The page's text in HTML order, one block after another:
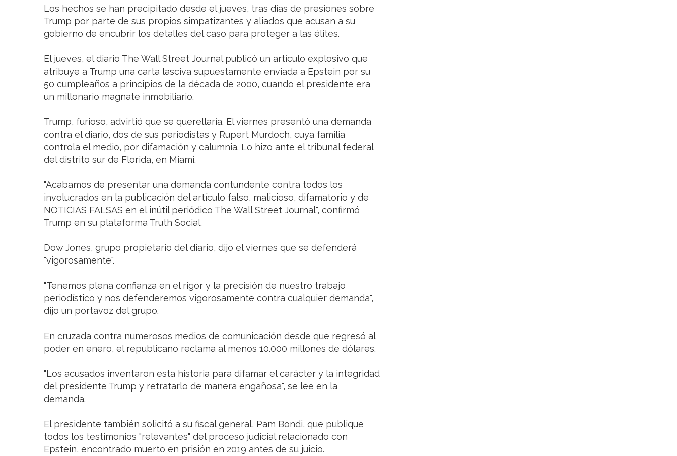
Los hechos se han precipitado desde el jueves, tras días de presiones sobre
Trump por parte de sus propios simpatizantes y aliados que acusan a su
gobierno de encubrir los detalles del caso para proteger a las élites.
El jueves, el diario The Wall Street Journal publicó un artículo explosivo que
atribuye a Trump una carta lasciva supuestamente enviada a Epstein por su
50 cumpleaños a principios de la década de 2000, cuando el presidente era
un millonario magnate inmobiliario.
Trump, furioso, advirtió que se querellaría. El viernes presentó una demanda
contra el diario, dos de sus periodistas y Rupert Murdoch, cuya familia
controla el medio, por difamación y calumnia. Lo hizo ante el tribunal federal
del distrito sur de Florida, en Miami.
"Acabamos de presentar una demanda contundente contra todos los
involucrados en la publicación del artículo falso, malicioso, difamatorio y de
NOTICIAS FALSAS en el inútil periódico The Wall Street Journal", confirmó
Trump en su plataforma Truth Social.
Dow Jones, grupo propietario del diario, dijo el viernes que se defenderá
"vigorosamente".
"Tenemos plena confianza en el rigor y la precisión de nuestro trabajo
periodístico y nos defenderemos vigorosamente contra cualquier demanda",
dijo un portavoz del grupo.
En cruzada contra numerosos medios de comunicación desde que regresó al
poder en enero, el republicano reclama al menos 10.000 millones de dólares.
"Los acusados inventaron esta historia para difamar el carácter y la integridad
del presidente Trump y retratarlo de manera engañosa", se lee en la
demanda.
El presidente también solicitó a su fiscal general, Pam Bondi, que publique
todos los testimonios "relevantes" del proceso judicial relacionado con
Epstein, encontrado muerto en prisión en 2019 antes de su juicio.